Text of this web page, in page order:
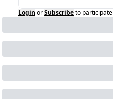
Login orSubscribeto participate